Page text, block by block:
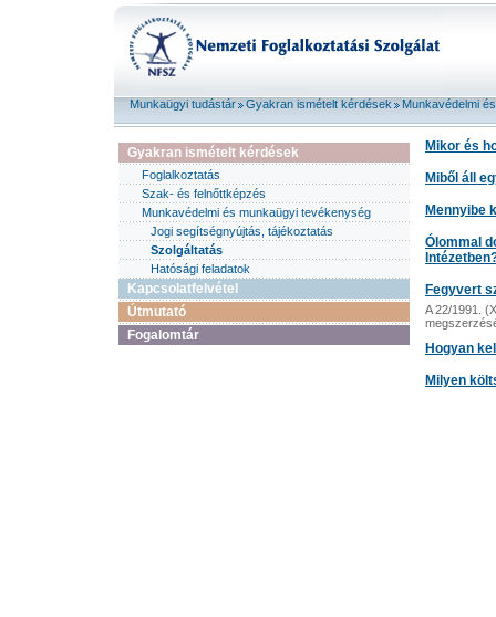
Munkaügyi tudástár Gyakran ismételt kérdések Munkavédelmi
Gyakran ismételt kérdések
Foglalkoztatás
Szak- és felnőttképzés
Munkavédelmi és munkaügyi tevékenység
Jogi segítségnyújtás, tájékoztatás
Szolgáltatás
Hatósági feladatok
Kapcsolatfelvétel
Útmutató
Fogalomtár
Mikor és
Miből áll
Mennyibe
Ólommal
Fegyvert
A 22/1991.
Hogyan
Milyen